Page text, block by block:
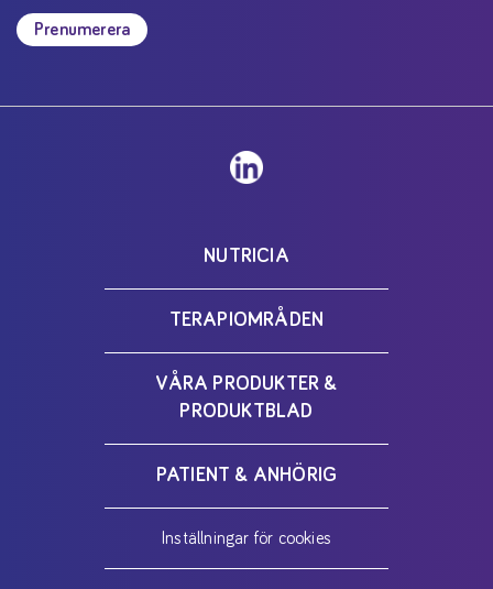
Prenumerera
NUTRICIA
TERAPIOMRÅDEN
VÅRA PRODUKTER &
PRODUKTBLAD
PATIENT & ANHÖRIG
Inställningar för cookies